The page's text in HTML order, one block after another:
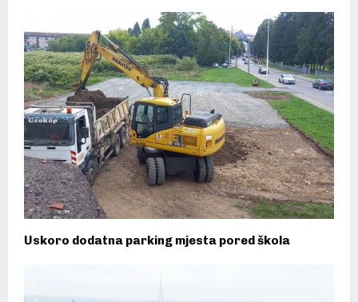
Uskoro dodatna parking mjesta pored škola